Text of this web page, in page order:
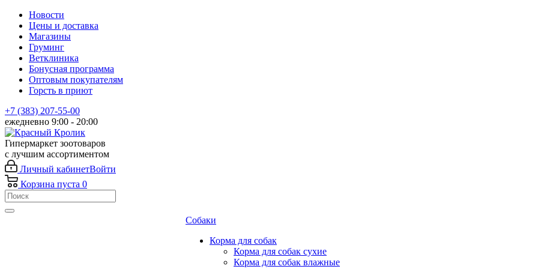
Новости
Цены и доставка
Магазины
Груминг
Ветклиника
Бонусная программа
Оптовым покупателям
Горсть в приют
+7 (383) 207-55-00
ежедневно 9:00 - 20:00
Гипермаркет зоотоваров
с лучшим ассортиментом
Личный кабинетВойти
Корзина пуста 0
Собаки
Корма для собак
Корма для собак сухие
Корма для собак влажные